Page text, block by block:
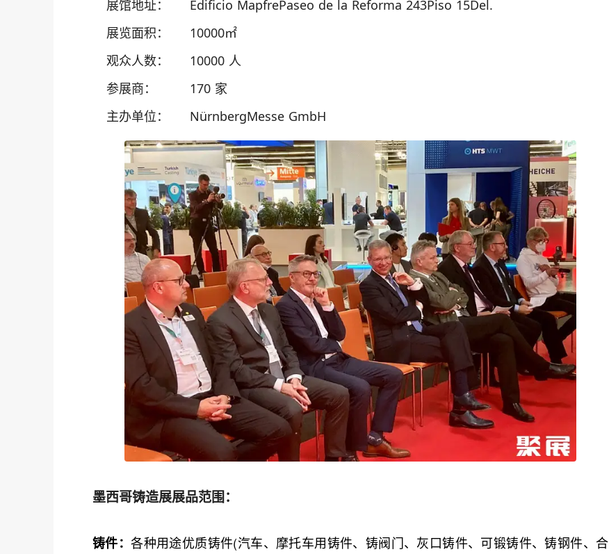
展馆地址：
Edificio MapfrePaseo de la Reforma 243Piso 15Del.
展览面积：
10000㎡
观众人数：
10000 人
参展商：
170 家
主办单位：
NürnbergMesse GmbH
墨西哥铸造展展品范围：
铸件：各种用途优质铸件(汽车、摩托车用铸件、铸阀门、灰口铸件、可锻铸件、铸钢件、合